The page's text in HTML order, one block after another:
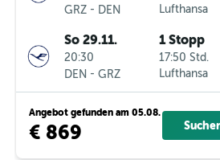
GRZ - DEN
Lufthansa
So 29.11.
20:30
DEN - GRZ
1 Stopp
17:50 Std.
Lufthansa
Angebot gefunden am 05.08.
€ 869